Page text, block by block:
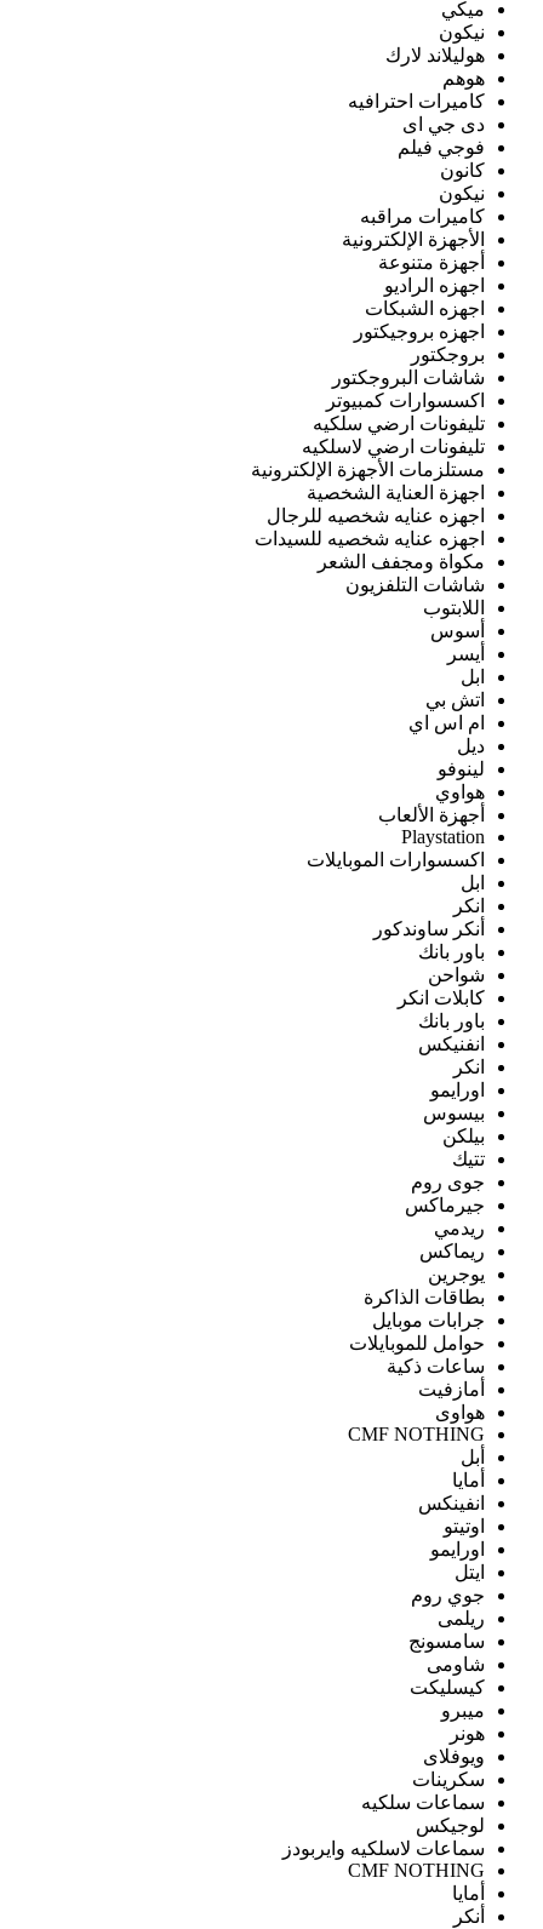
ميكي
نيكون
هوليلاند لارك
هوهم
كاميرات احترافيه
دى جي اى
فوجي فيلم
كانون
نيكون
كاميرات مراقبه
الأجهزة الإلكترونية
أجهزة متنوعة
اجهزه الراديو
اجهزه الشبكات
اجهزه بروجيكتور
بروجكتور
شاشات البروجكتور
اكسسوارات كمبيوتر
تليفونات ارضي سلكيه
تليفونات ارضي لاسلكيه
مستلزمات الأجهزة الإلكترونية
اجهزة العناية الشخصية
اجهزه عنايه شخصيه للرجال
اجهزه عنايه شخصيه للسيدات
مكواة ومجفف الشعر
شاشات التلفزيون
اللابتوب
أسوس
أيسر
ابل
اتش بي
ام اس اي
ديل
لينوفو
هواوي
أجهزة الألعاب
Playstation
اكسسوارات الموبايلات
ابل
انكر
أنكر ساوندكور
باور بانك
شواحن
كابلات انكر
باور بانك
انفنيكس
انكر
اورايمو
بيسوس
بيلكن
تتيك
جوى روم
جيرماكس
ريدمي
ريماكس
يوجرين
بطاقات الذاكرة
جرابات موبايل
حوامل للموبايلات
ساعات ذكية
أمازفيت
هواوى
CMF NOTHING
أبل
أمايا
انفينكس
اوتيتو
اورايمو
ايتل
جوي روم
ريلمى
سامسونج
شاومى
كيسليكت
ميبرو
هونر
ويوفلاى
سكرينات
سماعات سلكيه
لوجيكس
سماعات لاسلكيه وايربودز
CMF NOTHING
أمايا
أنكر